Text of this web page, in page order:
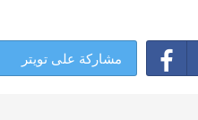
مشاركة على تويتر